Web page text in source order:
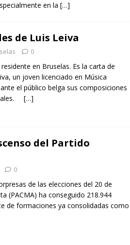
en la […]
de Luis Leiva
0
en Bruselas. Es la carta de
un joven licenciado en Música
el público belga sus composiciones
[…]
del Partido
0
de las elecciones del 20 de
(PACMA) ha conseguido 218.944
de formaciones ya consolidadas como